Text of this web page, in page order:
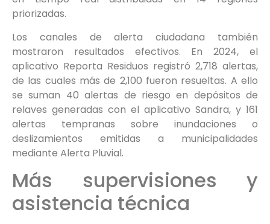
priorizadas.
Los canales de alerta ciudadana también
mostraron resultados efectivos. En 2024, el
aplicativo Reporta Residuos registró 2,718 alertas,
de las cuales más de 2,100 fueron resueltas. A ello
se suman 40 alertas de riesgo en depósitos de
relaves generadas con el aplicativo Sandra, y 161
alertas tempranas sobre inundaciones o
deslizamientos emitidas a municipalidades
mediante Alerta Pluvial.
Más supervisiones y
asistencia técnica